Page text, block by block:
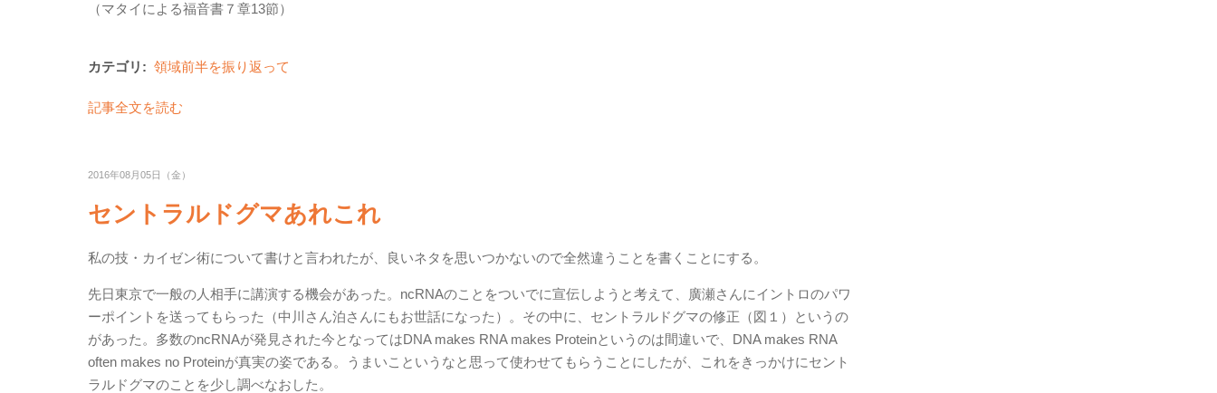
（マタイによる福音書７章13節）
カテゴリ: 領域前半を振り返って
記事全文を読む
2016年08月05日（金）
セントラルドグマあれこれ
私の技・カイゼン術について書けと言われたが、良いネタを思いつかないので全然違うことを書くことにする。
先日東京で一般の人相手に講演する機会があった。ncRNAのことをついでに宣伝しようと考えて、廣瀬さんにイントロのパワ
ーポイントを送ってもらった（中川さん泊さんにもお世話になった）。その中に、セントラルドグマの修正（図１）というの
があった。多数のncRNAが発見された今となってはDNA makes RNA makes Proteinというのは間違いで、DNA makes RNA
often makes no Proteinが真実の姿である。うまいこというなと思って使わせてもらうことにしたが、これをきっかけにセント
ラルドグマのことを少し調べなおした。